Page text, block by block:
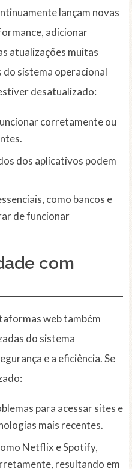
lançam novas
adicionar
atualizações muitas
do sistema operacional
desatualizado:
corretamente ou
dos aplicativos podem
como bancos e
de funcionar
com
web também
do sistema
e a eficiência. Se
para acessar sites e
mais recentes.
Netflix e Spotify,
resultando em